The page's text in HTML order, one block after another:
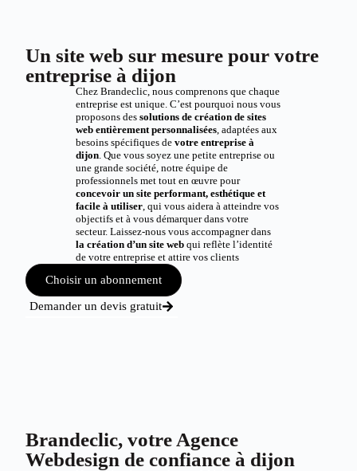
Un site web sur mesure pour votre
entreprise à dijon
Chez Brandeclic, nous comprenons que chaque
entreprise est unique. C’est pourquoi nous vous
proposons des solutions de création de sites
web entièrement personnalisées, adaptées aux
besoins spécifiques de votre entreprise à
dijon. Que vous soyez une petite entreprise ou
une grande société, notre équipe de
professionnels met tout en œuvre pour
concevoir un site performant, esthétique et
facile à utiliser, qui vous aidera à atteindre vos
objectifs et à vous démarquer dans votre
secteur. Laissez-nous vous accompagner dans
la création d’un site webqui reflète l’identité
de votre entreprise et attire vos clients
Choisir un abonnement
Demander un devis gratuit
Brandeclic, votre Agence
Webdesign de confiance à dijon